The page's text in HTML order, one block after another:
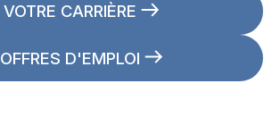
VOTRE CARRIÈRE
OFFRES D'EMPLOI